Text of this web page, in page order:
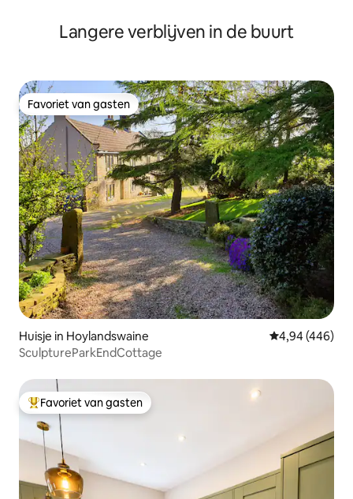
Langere verblijven in de buurt
Favoriet van gasten
Favoriet van gasten
Huisje in Hoylandswaine Gemiddelde
4,94 (446)
SculptureParkEndCottage
Topfavoriet van gasten
Favoriet van gasten